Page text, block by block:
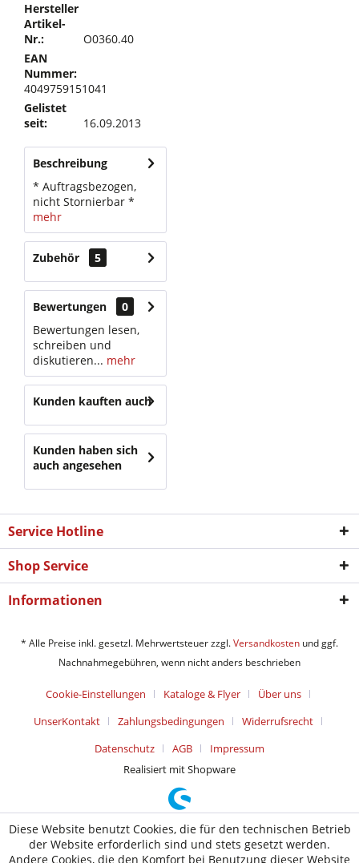
Hersteller
Artikel-
Nr.:
O0360.40
EAN
Nummer:
4049759151041
Gelistet
seit:
16.09.2013
Beschreibung
* Auftragsbezogen,
nicht Stornierbar *
mehr
Zubehör 5
Bewertungen
0
Bewertungen lesen,
schreiben und
diskutieren... mehr
Kunden kauften auch
Kunden haben sich
auch angesehen
Service Hotline
Shop Service
Informationen
* Alle Preise inkl. gesetzl. Mehrwertsteuer zzgl.Versandkosten und ggf.
Nachnahmegebühren, wenn nicht anders beschrieben
Cookie-Einstellungen Kataloge & Flyer
Über uns
UnserKontakt
Zahlungsbedingungen
Widerrufsrecht
Datenschutz
AGB
Impressum
Realisiert mit Shopware
Diese Website benutzt Cookies, die für den technischen Betrieb
der Website erforderlich sind und stets gesetzt werden.
Andere Cookies, die den Komfort bei Benutzung dieser Website